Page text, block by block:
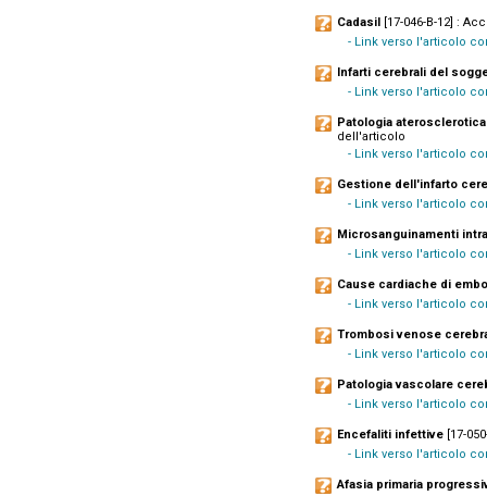
Cadasil [17-046-B-12] :
- Link verso l'articolo
Infarti cerebrali del
- Link verso l'articolo
Patologia
dell'articolo
- Link verso l'articolo
Gestione dell'infarto
- Link verso l'articolo
Microsanguinamenti
- Link verso l'articolo
Cause cardiache di
- Link verso l'articolo
Trombosi venose
- Link verso l'articolo
Patologia vascolare
- Link verso l'articolo
Encefaliti infettive [17-
- Link verso l'articolo
Afasia primaria